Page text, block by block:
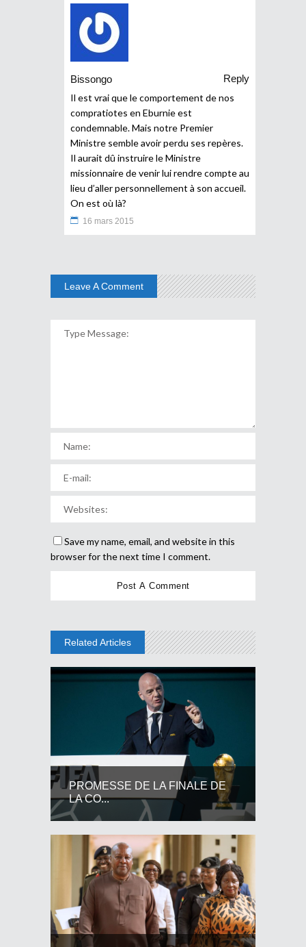
Bissongo
Reply
Il est vrai que le comportement de nos
compratiotes en Eburnie est
condemnable. Mais notre Premier
Ministre semble avoir perdu ses repères.
Il aurait dû instruire le Ministre
missionnaire de venir lui rendre compte au
lieu d’aller personnellement à son accueil.
On est où là?
16 mars 2015
Leave A Comment
Save my name, email, and website in this
browser for the next time I comment.
Related Articles
PROMESSE DE LA FINALE DE
LA CO...